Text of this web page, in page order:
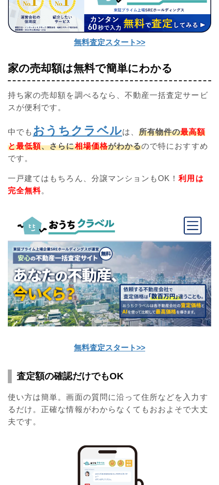
無料査定スタート>>
家の売却額は無料で簡単にわかる
持ち家の売却額を調べるなら、不動産一括査定サービ
スが便利です。
中でも おうちクラベルは、 所有物件の最高額
と最低額、さらに相場価格がわかるので特におすすめ
です。
一戸建てはもちろん、分譲マンションもOK！利用は
完全無料。
無料査定スタート>>
査定額の確認だけでもOK
使い方は簡単。画面の質問に沿って住所などを入力す
るだけ。正確な情報がわからなくてもおおよそで大丈
夫です。